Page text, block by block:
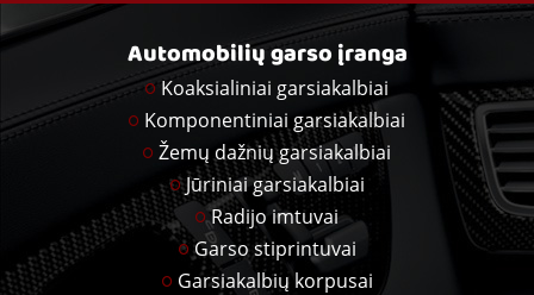
Automobilių garso įranga
Koaksialiniai garsiakalbiai
Komponentiniai garsiakalbiai
Žemų dažnių garsiakalbiai
Jūriniai garsiakalbiai
Radijo imtuvai
Garso stiprintuvai
Garsiakalbių korpusai